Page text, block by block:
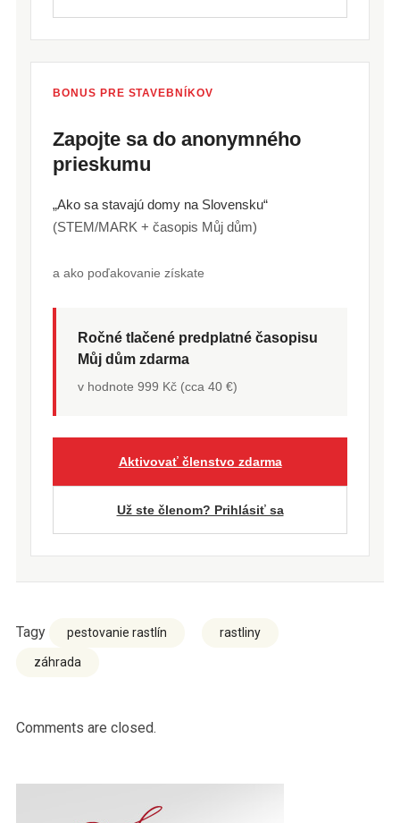
BONUS PRE STAVEBNÍKOV
Zapojte sa do anonymného
prieskumu
„Ako sa stavajú domy na Slovensku“
(STEM/MARK + časopis Můj dům)
a ako poďakovanie získate
Ročné tlačené predplatné časopisu
Můj dům zdarma
v hodnote 999 Kč (cca 40 €)
Aktivovať členstvo zdarma
Už ste členom? Prihlásiť sa
Tagy pestovanie rastlín rastliny
záhrada
Comments are closed.